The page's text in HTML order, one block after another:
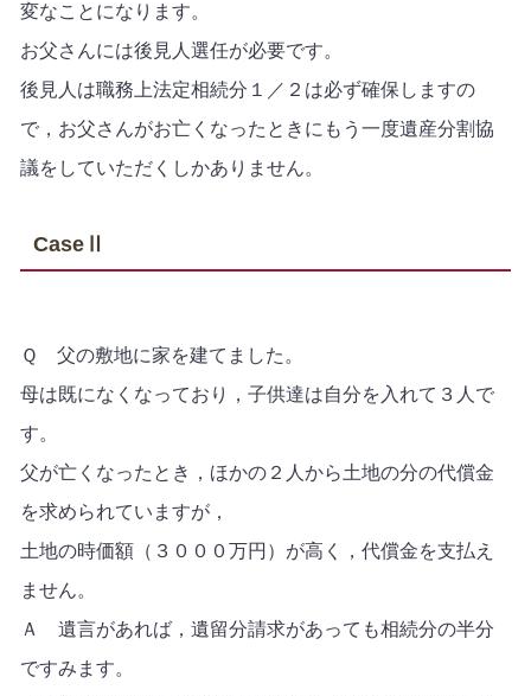
変なことになります。
お父さんには後見人選任が必要です。
後見人は職務上法定相続分１／２は必ず確保しますの
で，お父さんがお亡くなったときにもう一度遺産分割協
議をしていただくしかありません。
CaseⅡ
Ｑ 父の敷地に家を建てました。
母は既になくなっており，子供達は自分を入れて３人で
す。
父が亡くなったとき，ほかの２人から土地の分の代償金
を求められていますが，
土地の時価額（３０００万円）が高く，代償金を支払え
ません。
Ａ 遺言があれば，遺留分請求があっても相続分の半分
ですみます。